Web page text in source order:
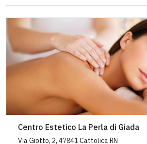
Centro Estetico La Perla di Giada
Via Giotto, 2, 47841 Cattolica RN